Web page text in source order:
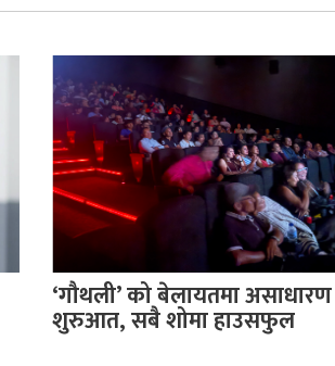
‘गौथली’ को बेलायतमा असाधारण
शुरुआत, सबै शोमा हाउसफुल